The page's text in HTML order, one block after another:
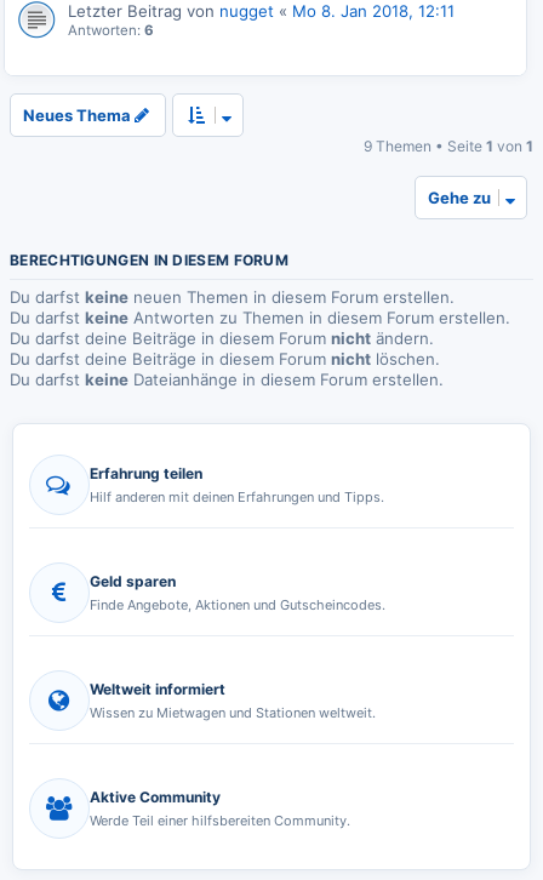
Letzter Beitrag von nugget « Mo 8. Jan 2018, 12:11
Antworten: 6
Neues Thema
9 Themen • Seite 1 von 1
Gehe zu
BERECHTIGUNGEN IN DIESEM FORUM
Du darfst keine neuen Themen in diesem Forum erstellen.
Du darfst keine Antworten zu Themen in diesem Forum erstellen.
Du darfst deine Beiträge in diesem Forum nicht ändern.
Du darfst deine Beiträge in diesem Forum nicht löschen.
Du darfst keine Dateianhänge in diesem Forum erstellen.
Erfahrung teilen
Hilf anderen mit deinen Erfahrungen und Tipps.
Geld sparen
Finde Angebote, Aktionen und Gutscheincodes.
Weltweit informiert
Wissen zu Mietwagen und Stationen weltweit.
Aktive Community
Werde Teil einer hilfsbereiten Community.